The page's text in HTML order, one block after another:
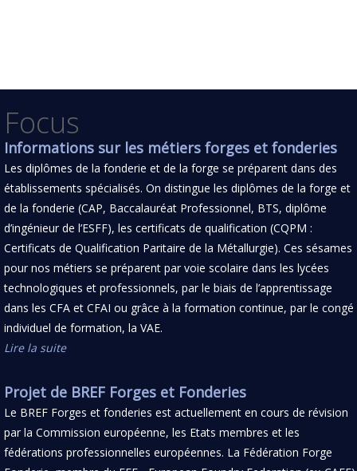
Focus
Informations sur les métiers forges et fonderies
Les diplômes de la fonderie et de la forge se préparent dans des
établissements spécialisés. On distingue les diplômes de la forge et
de la fonderie (CAP, Baccalauréat Professionnel, BTS, diplôme
d’ingénieur de l’ESFF), les certificats de qualification (CQPM :
Certificats de Qualification Paritaire de la Métallurgie). Ces sésames
pour nos métiers se préparent par voie scolaire dans les lycées
technologiques et professionnels, par le biais de l’apprentissage
dans les CFA et CFAI ou grâce à la formation continue, par le congé
individuel de formation, la VAE.
Lire la suite
Projet de BREF Forges et Fonderies
Le BREF Forges et fonderies est actuellement en cours de révision
par la Commission européenne, les Etats membres et les
fédérations professionnelles européennes. La Fédération Forge